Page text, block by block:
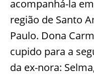
acompanhá-la
região de Santo
Paulo. Dona
cupido para a
da ex-nora: